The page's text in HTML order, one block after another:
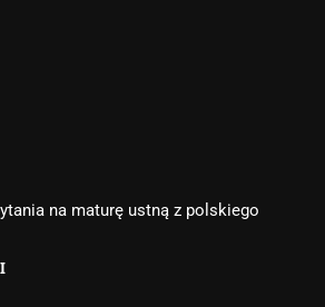
na maturę ustną z polskiego